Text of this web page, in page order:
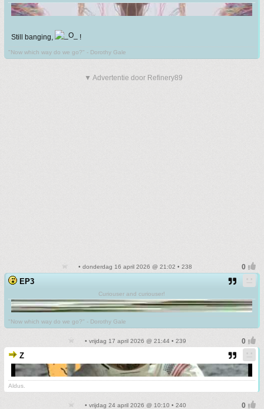
Still banging, !
"Now which way do we go?" - Dorothy Gale
▼ Advertentie door Refinery89
• donderdag 16 april 2026 @ 21:02 • 238
EP3
Curiouser and curiouser!
"Now which way do we go?" - Dorothy Gale
• vrijdag 17 april 2026 @ 21:44 • 239
Z
Aldus.
• vrijdag 24 april 2026 @ 10:10 • 240